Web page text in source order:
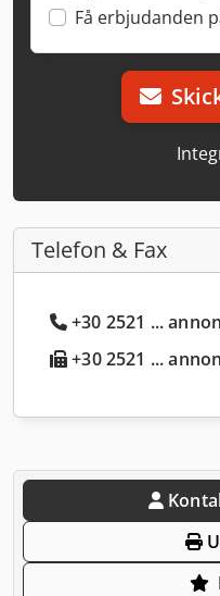
Få erbjudanden
Telefon & Fax
+30 2521 ...
+30 2521 ...